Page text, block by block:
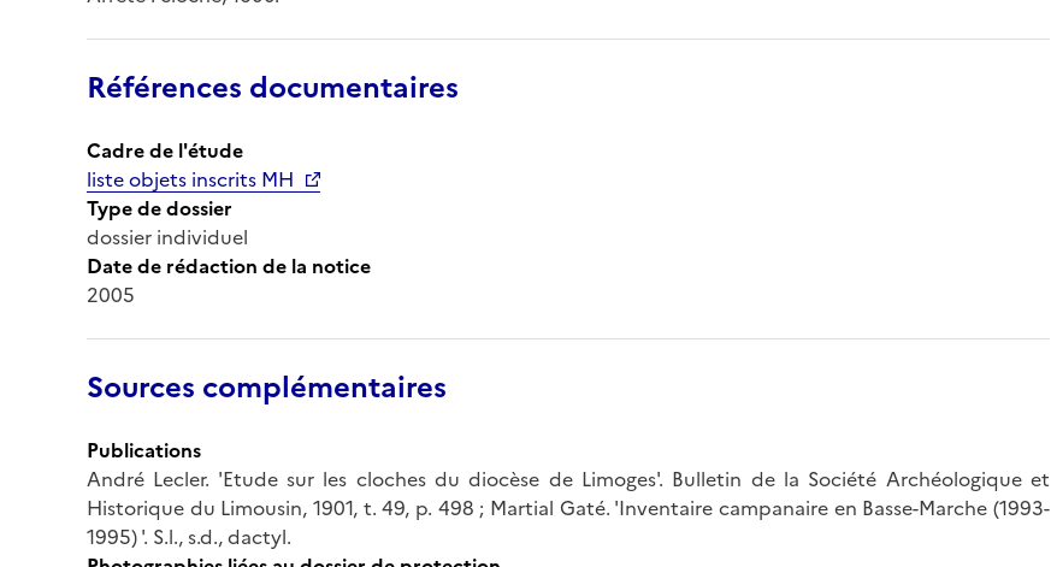
Références documentaires
Cadre de l'étude
liste objets inscrits MH
Type de dossier
dossier individuel
Date de rédaction de la notice
2005
Sources complémentaires
Publications
André Lecler. 'Etude sur les cloches du diocèse de Limoges'. Bulletin de la Société Archéologique et
Historique du Limousin, 1901, t. 49, p. 498 ; Martial Gaté. 'Inventaire campanaire en Basse-Marche (1993-
1995) '. S.l., s.d., dactyl.